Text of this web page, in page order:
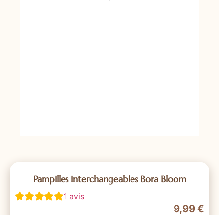
Pampilles interchangeables Bora Bloom
1 avis
9,99 €